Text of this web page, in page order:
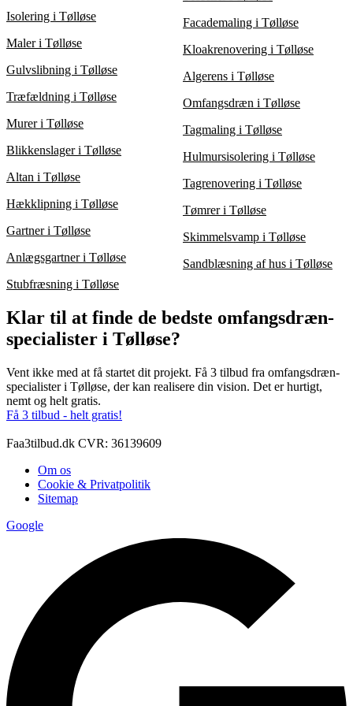
Isolering i Tølløse
Maler i Tølløse
Gulvslibning i Tølløse
Træfældning i Tølløse
Murer i Tølløse
Blikkenslager i Tølløse
Altan i Tølløse
Hækklipning i Tølløse
Gartner i Tølløse
Anlægsgartner i Tølløse
Stubfræsning i Tølløse
Facademaling i Tølløse
Kloakrenovering i Tølløse
Algerens i Tølløse
Omfangsdræn i Tølløse
Tagmaling i Tølløse
Hulmursisolering i Tølløse
Tagrenovering i Tølløse
Tømrer i Tølløse
Skimmelsvamp i Tølløse
Sandblæsning af hus i Tølløse
Klar til at finde de bedste omfangsdræn-
specialister i Tølløse?
Vent ikke med at få startet dit projekt. Få 3 tilbud fra omfangsdræn-
specialister i Tølløse, der kan realisere din vision. Det er hurtigt,
nemt og helt gratis.
Få 3 tilbud - helt gratis!
Faa3tilbud.dk CVR: 36139609
Om os
Cookie & Privatpolitik
Sitemap
Google